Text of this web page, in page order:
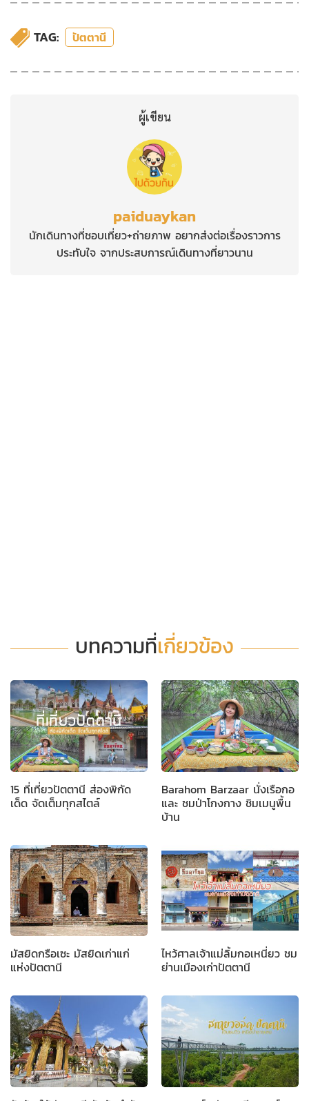
TAG: ปัตตานี
ผู้เขียน
paiduaykan
นักเดินทางที่ชอบเที่ยว+ถ่ายภาพ อยากส่งต่อเรื่องราวการ
ประทับใจ จากประสบการณ์เดินทางที่ยาวนาน
บทความที่เกี่ยวข้อง
15 ที่เที่ยวปัตตานี ส่องพิกัด
เด็ด จัดเต็มทุกสไตล์
Barahom Barzaar นั่งเรือกอ
และ ชมป่าโกงกาง ชิมเมนูพื้น
บ้าน
มัสยิดกรือเซะ มัสยิดเก่าแก่
แห่งปัตตานี
ไหว้ศาลเจ้าแม่ลิ้มกอเหนี่ยว ชม
ย่านเมืองเก่าปัตตานี